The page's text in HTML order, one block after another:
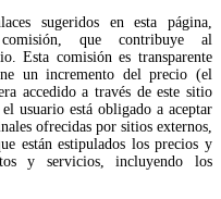
sugeridos en esta página,
que contribuye al
Esta comisión es transparente
un incremento del precio (el
accedido a través de este sitio
usuario está obligado a aceptar
ofrecidas por sitios externos,
están estipulados los precios y
y servicios, incluyendo los